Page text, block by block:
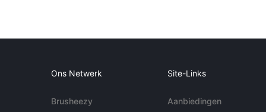
Ons Netwerk
Brusheezy
Site-Links
Aanbiedingen